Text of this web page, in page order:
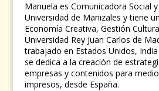
Manuela es Comunicadora Social
Universidad de Manizales y tiene
Economía Creativa, Gestión
Universidad Rey Juan Carlos de
trabajado en Estados Unidos,
se dedica a la creación de
empresas y contenidos para
impresos, desde España.